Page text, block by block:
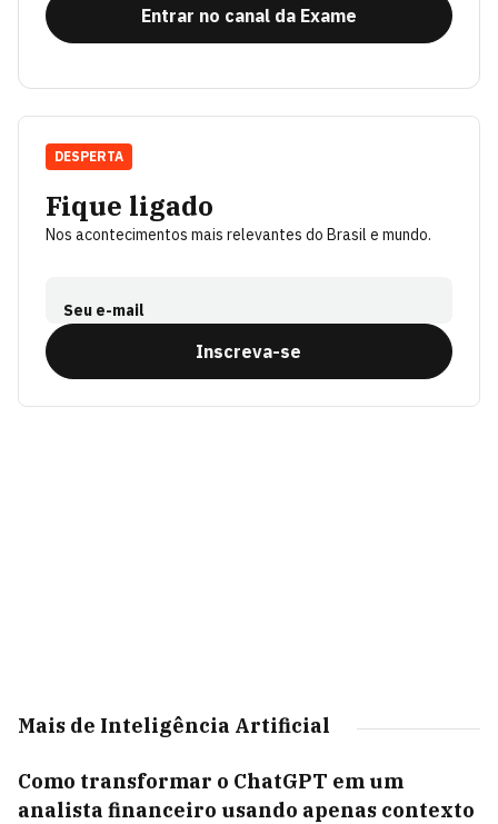
Entrar no canal da Exame
Fique ligado
Nos acontecimentos mais relevantes do Brasil e mundo.
Seu e-mail
Inscreva-se
DESPERTA
Mais de Inteligência Artificial
Como transformar o ChatGPT em um
analista financeiro usando apenas contexto